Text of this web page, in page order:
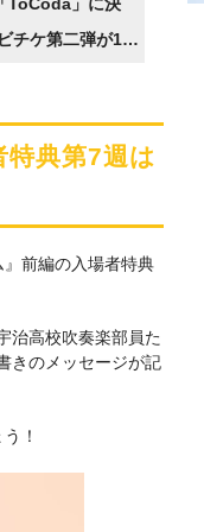
チケ第二弾が1月
典第7週は
前編の入場者特典
治高校吹奏楽部員た
きのメッセージが記
！